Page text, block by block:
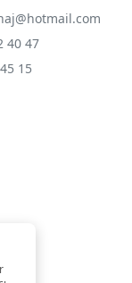
40 47
15